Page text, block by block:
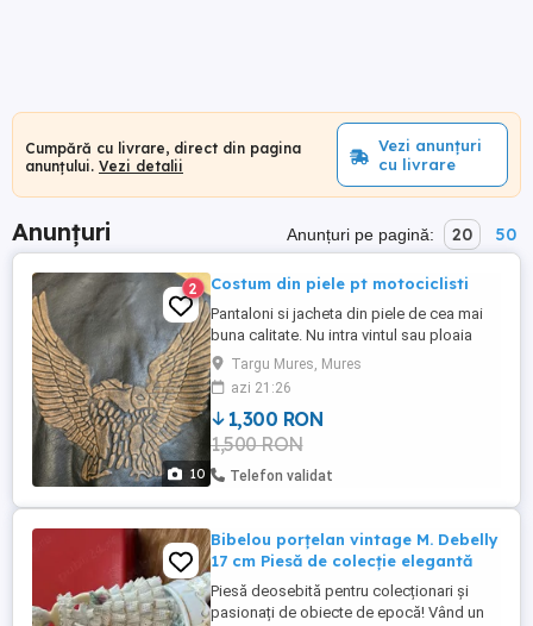
Cumpără cu livrare, direct din pagina
anunțului. Vezi detalii
Vezi anunțuri
cu livrare
Anunțuri Anunțuri pe pagină: 20 50
10
2 Costum din piele pt motociclisti
Pantaloni si jacheta din piele de cea mai
buna calitate. Nu intra vintul sau ploaia
prin ele. Sunt in stare foarte buna,purtate
din pacate ,diar de citeva ori.Model
deosebit ,ideal pt bikeri de motoare
clasice.
Targu Mures, Mures
azi 21:26
1,300 RON
1,500 RON
Telefon validat
Bibelou porțelan vintage M. Debelly
17 cm Piesă de colecție elegantă
Piesă deosebită pentru colecționari și
pasionați de obiecte de epocă! Vând un